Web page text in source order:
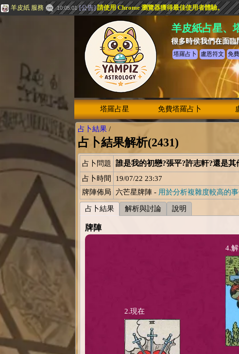
羊皮紙 服務 10:05:01 [公告]請使用 Chrome 瀏覽器獲得最佳使用者體驗。
羊皮紙占星、
很多時侯我們在面臨
塔羅占卜 盧恩符文 免
塔羅占星 免費塔羅占卜
占卜結果/
占卜結果解析(2431)
占卜問題 誰是我的初戀?張平?許志軒?還是其
占卜時間
19/07/22 23:37
牌陣佈局
六芒星牌陣 - 用於分析複雜度較高的
占卜結果 解析與討論 說明
牌陣
2.現在
4.